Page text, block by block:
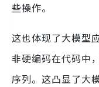
些操作。
这也体现了大模型
非硬编码在代码中
序列。这凸显了大